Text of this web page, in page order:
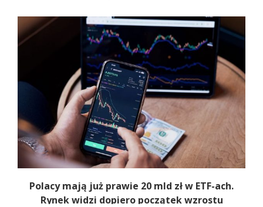
Polacy mają już prawie 20 mld zł w ETF-ach.
Rynek widzi dopiero początek wzrostu